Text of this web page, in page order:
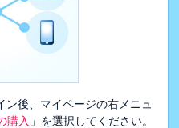
ン後、マイページの右メニュ
購入 」を選択してください。